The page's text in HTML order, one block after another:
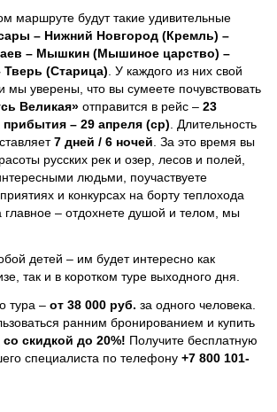
маршруте будут такие удивительные
– Нижний Новгород (Кремль) –
– Мышкин (Мышиное царство) –
Тверь (Старица) . У каждого из них свой
уверены, что вы сумеете почувствовать
Великая» отправится в рейс – 23
прибытия – 29 апреля (ср) . Длительность
7 дней / 6 ночей За это время вы
русских рек и озер, лесов и полей,
людьми, поучаствуете
и конкурсах на борту теплохода
главное – отдохнете душой и телом, мы
детей – им будет интересно как
так и в коротком туре выходного дня.
тура – от 38 000 руб. за одного человека.
ранним бронированием и купить
со скидкой до 20%! Получите бесплатную
специалиста по телефону +7 800 101-